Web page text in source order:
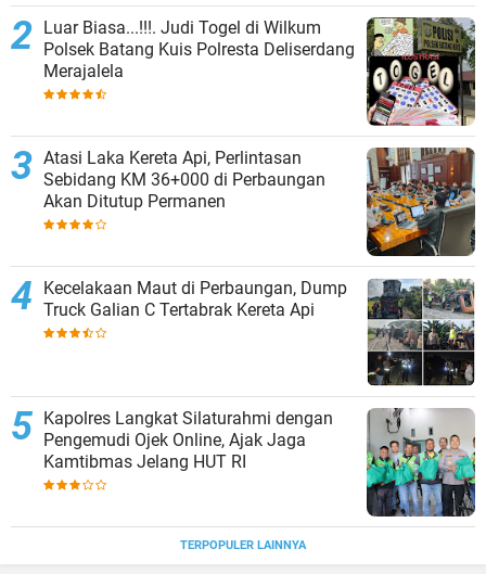
Luar Biasa...!!!. Judi Togel di Wilkum
Polsek Batang Kuis Polresta Deliserdang
Merajalela
Atasi Laka Kereta Api, Perlintasan
Sebidang KM 36+000 di Perbaungan
Akan Ditutup Permanen
Kecelakaan Maut di Perbaungan, Dump
Truck Galian C Tertabrak Kereta Api
Kapolres Langkat Silaturahmi dengan
Pengemudi Ojek Online, Ajak Jaga
Kamtibmas Jelang HUT RI
TERPOPULER LAINNYA